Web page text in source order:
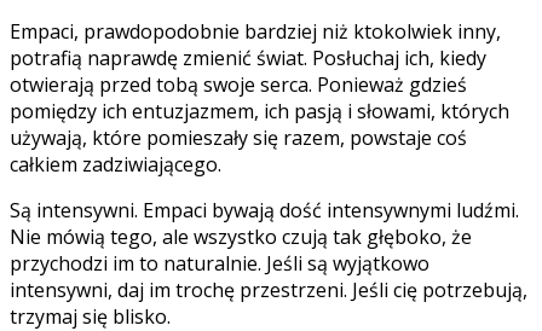
Empaci, prawdopodobnie bardziej niż ktokolwiek inny,
potrafią naprawdę zmienić świat. Posłuchaj ich, kiedy
otwierają przed tobą swoje serca. Ponieważ gdzieś
pomiędzy ich entuzjazmem, ich pasją i słowami, których
używają, które pomieszały się razem, powstaje coś
całkiem zadziwiającego.
Są intensywni. Empaci bywają dość intensywnymi ludźmi.
Nie mówią tego, ale wszystko czują tak głęboko, że
przychodzi im to naturalnie. Jeśli są wyjątkowo
intensywni, daj im trochę przestrzeni. Jeśli cię potrzebują,
trzymaj się blisko.